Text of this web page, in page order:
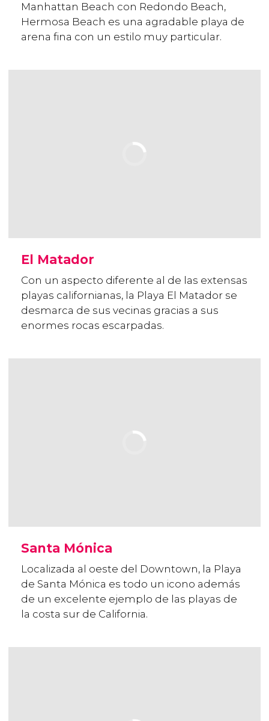
Manhattan Beach con Redondo Beach,
Hermosa Beach es una agradable playa de
arena fina con un estilo muy particular.
El Matador
Con un aspecto diferente al de las extensas
playas californianas, la Playa El Matador se
desmarca de sus vecinas gracias a sus
enormes rocas escarpadas.
Santa Mónica
Localizada al oeste del Downtown, la Playa
de Santa Mónica es todo un icono además
de un excelente ejemplo de las playas de
la costa sur de California.